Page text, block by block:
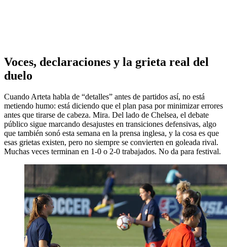
Voces, declaraciones y la grieta real del
duelo
Cuando Arteta habla de “detalles” antes de partidos así, no está
metiendo humo: está diciendo que el plan pasa por minimizar errores
antes que tirarse de cabeza. Mira. Del lado de Chelsea, el debate
público sigue marcando desajustes en transiciones defensivas, algo
que también sonó esta semana en la prensa inglesa, y la cosa es que
esas grietas existen, pero no siempre se convierten en goleada rival.
Muchas veces terminan en 1-0 o 2-0 trabajados. No da para festival.